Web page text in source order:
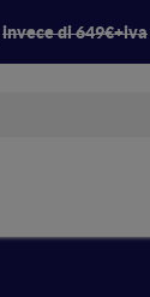
invece di 649€+iva